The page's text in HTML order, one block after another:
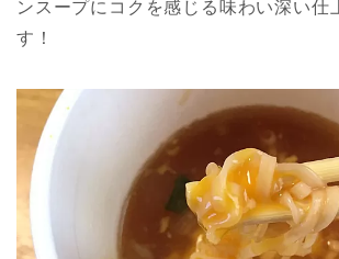
ンスープにコクを感じる味わい深い仕
す！